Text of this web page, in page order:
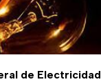
de Electricidad